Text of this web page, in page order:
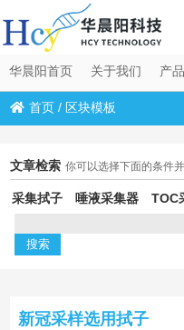
华晨阳首页 关于我们 产
首页 / 区块模板
文章检索 你可以选择下面的条件
采集拭子 唾液采集器 TOC
新冠采样选用拭子